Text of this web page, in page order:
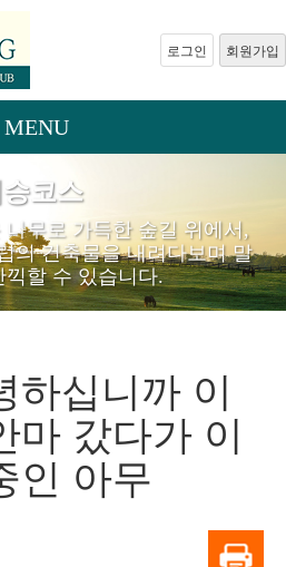
로그인 회원가입
MENU
코스
무로 가득한 숲길 위에서,
의 건축물을 내려다보며 말
할 수 있습니다.
하십니까 이
마 갔다가 이
인 아무